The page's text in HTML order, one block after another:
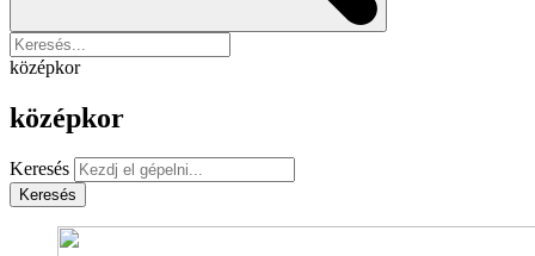
középkor
középkor
Keresés
Keresés